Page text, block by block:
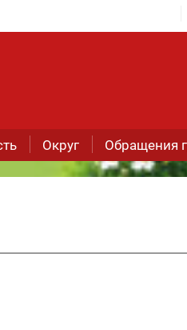
Округ Обращения